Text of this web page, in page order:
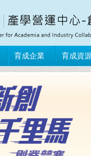
育成企業 育成資